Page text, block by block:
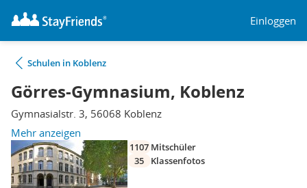
Einloggen
Schulen in Koblenz
Görres-Gymnasium, Koblenz
Gymnasialstr. 3, 56068 Koblenz
Mehr anzeigen
1107 Mitschüler
35
Klassenfotos